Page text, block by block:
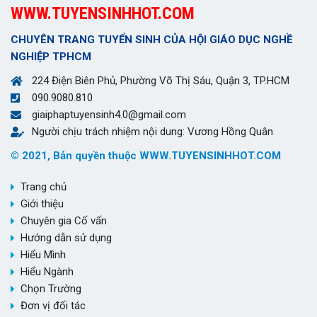
WWW.TUYENSINHHOT.COM
CHUYÊN TRANG TUYỂN SINH CỦA HỘI GIÁO DỤC NGHỀ
NGHIỆP TPHCM
224 Điện Biên Phủ, Phường Võ Thị Sáu, Quận 3, TP.HCM
090.9080.810
giaiphaptuyensinh4.0@gmail.com
Người chịu trách nhiệm nội dung: Vương Hồng Quân
© 2021, Bản quyền thuộc WWW.TUYENSINHHOT.COM
Trang chủ
Giới thiệu
Chuyên gia Cố vấn
Hướng dẫn sử dụng
Hiểu Mình
Hiểu Ngành
Chọn Trường
Đơn vị đối tác